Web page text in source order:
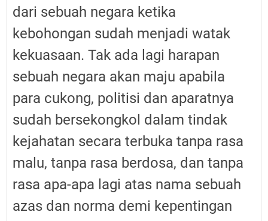
dari sebuah negara ketika
kebohongan sudah menjadi watak
kekuasaan. Tak ada lagi harapan
sebuah negara akan maju apabila
para cukong, politisi dan aparatnya
sudah bersekongkol dalam tindak
kejahatan secara terbuka tanpa rasa
malu, tanpa rasa berdosa, dan tanpa
rasa apa-apa lagi atas nama sebuah
azas dan norma demi kepentingan